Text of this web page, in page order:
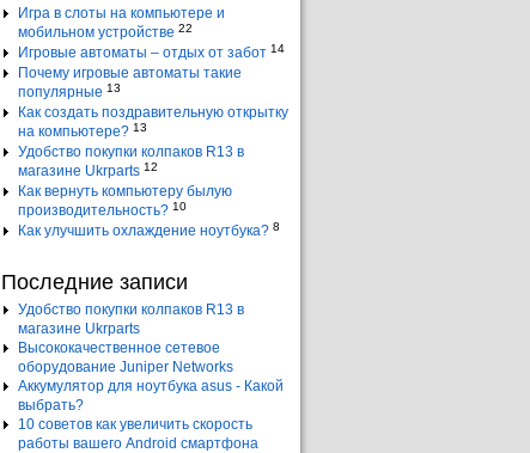
Игра в слоты на компьютере и
мобильном устройстве 22
Игровые автоматы – отдых от забот 14
Почему игровые автоматы такие
популярные 13
Как создать поздравительную открытку
на компьютере? 13
Удобство покупки колпаков R13 в
магазине Ukrparts 12
Как вернуть компьютеру былую
производительность? 10
Как улучшить охлаждение ноутбука? 8
Последние записи
Удобство покупки колпаков R13 в
магазине Ukrparts
Высококачественное сетевое
оборудование Juniper Networks
Аккумулятор для ноутбука asus - Какой
выбрать?
10 советов как увеличить скорость
работы вашего Android смартфона